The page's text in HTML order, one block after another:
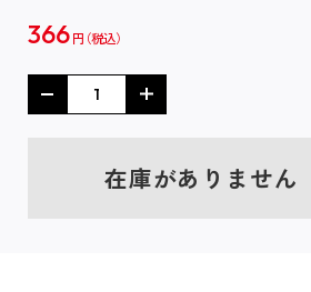
366 円
在庫がありません